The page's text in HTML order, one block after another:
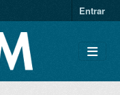
Entrar